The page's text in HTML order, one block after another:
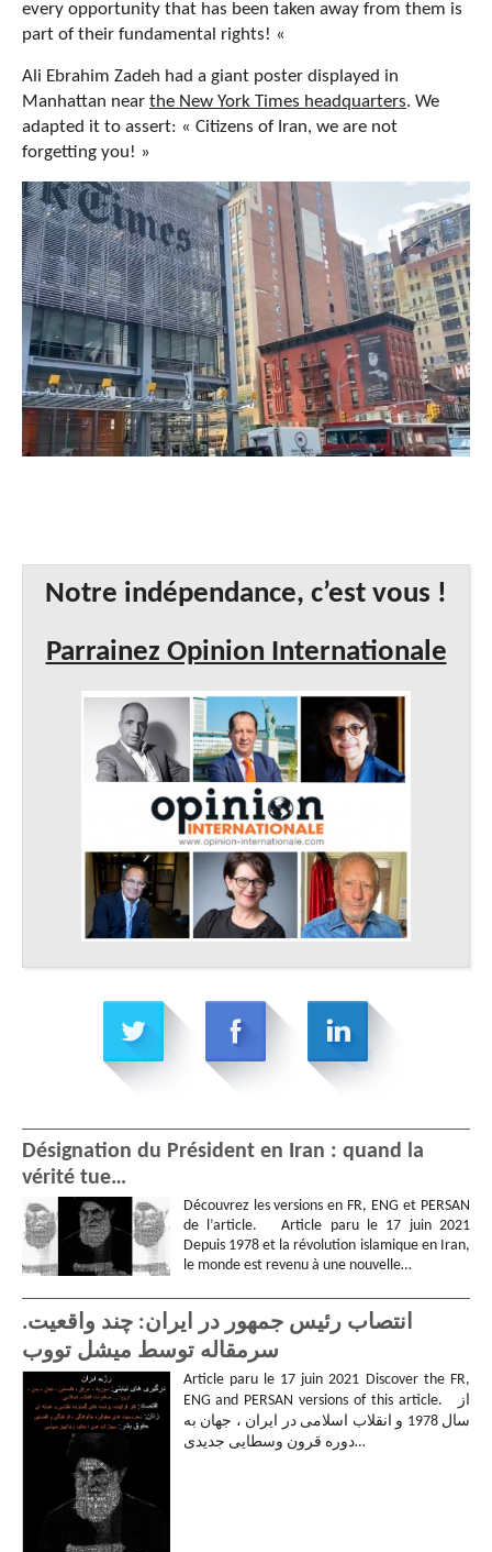
every opportunity that has been taken away from them is
part of their fundamental rights! «
Ali Ebrahim Zadeh had a giant poster displayed in
Manhattan near the New York Times headquarters. We
adapted it to assert: « Citizens of Iran, we are not
forgetting you! »
Notre indépendance, c’est vous !
Parrainez Opinion Internationale
Désignation du Président en Iran : quand la
vérité tue…
Découvrez les versions en FR, ENG et PERSAN
de l’article. Article paru le 17 juin 2021
Depuis 1978 et la révolution islamique en Iran,
le monde est revenu à une nouvelle…
انتصاب رئیس جمهور در ایران: چند واقعیت.
سرمقاله توسط میشل تووب
Article paru le 17 juin 2021 Discover the FR,
ENG and PERSAN versions of this article. از
سال 1978 و انقلاب اسلامی در ایران ، جهان به
دوره قرون وسطایی جدیدی…